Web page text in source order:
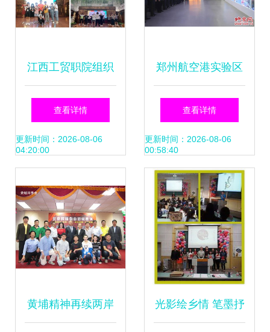
江西工贸职院组织
开展第二课堂文化
活动
查看详情
更新时间：2026-08-06
04:20:00
郑州航空港实验区
法院开展廉洁文化
与艺术交流活动，
提升党员干警综合
素质
查看详情
更新时间：2026-08-06
00:58:40
黄埔精神再续两岸 光影绘乡情 笔墨抒